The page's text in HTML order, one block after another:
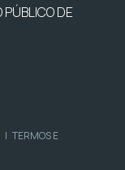
PÚBLICO DE
| TERMOS E